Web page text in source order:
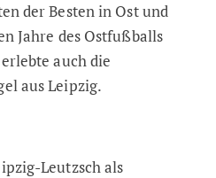
der Besten in Ost und
Jahre des Ostfußballs
auch die
aus Leipzig.
Leutzsch als